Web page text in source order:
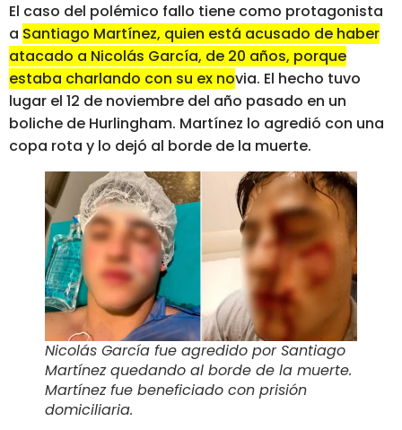
El caso del polémico fallo tiene como protagonista
a Santiago Martínez, quien está acusado de haber
atacado a Nicolás García, de 20 años, porque
estaba charlando con su ex novia. El hecho tuvo
lugar el 12 de noviembre del año pasado en un
boliche de Hurlingham. Martínez lo agredió con una
copa rota y lo dejó al borde de la muerte.
Nicolás García fue agredido por Santiago
Martínez quedando al borde de la muerte.
Martínez fue beneficiado con prisión
domiciliaria.